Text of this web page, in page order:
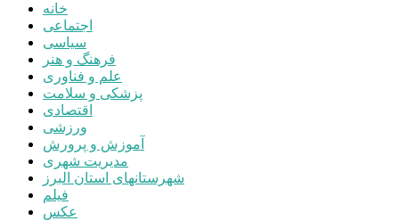
خانه
اجتماعی
سیاسی
فرهنگ و هنر
علم و فناوری
پزشکی و سلامت
اقتصادی
ورزشی
آموزش و پرورش
مدیریت شهری
شهرستانهای استان البرز
فیلم
عکس